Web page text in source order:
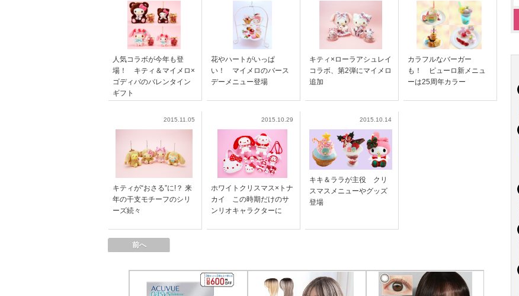
人気コラボが今年も登
場！ キティ＆マイメロ×
ゴディバのバレンタイン
ギフト
花やハートがいっぱ
い！ マイメロのバース
デーメニュー登場
キティ×ローラアシュレイ
コラボ、第2弾にマイメロ
追加
カラフルなバーガー
も！ ピューロ新メニュ
ーは25周年カラー
2015.11.05
キティが“おさる”に!？ 来
年の干支モチーフのシリ
ーズ続々
2015.10.29
ホワイトクリスマス×トナ
カイ この時期だけのサ
ンリオキャラクターに
2015.10.14
キキ＆ララが主役 クリ
スマスメニューやグッズ
登場
前へ